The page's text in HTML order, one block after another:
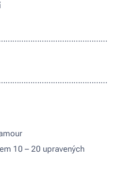
10 – 20 upravených